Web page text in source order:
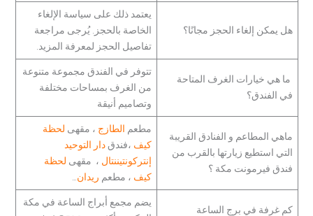
هل يمكن إلغاء الحجز مجانًا؟
يعتمد ذلك على سياسة الإلغاء
الخاصة بالحجز. يُرجى مراجعة
تفاصيل الحجز لمعرفة المزيد.
ما هي خيارات الغرف المتاحة
في الفندق؟
تتوفر في الفندق مجموعة متنوعة
من الغرف بمساحات مختلفة
وتصاميم أنيقة
ماهي المطاعم و الفنادق القريبة
التي استطيع زيارتها بالقرب من
فندق فيرمونت مكة ؟
مطعم الطازج ، مقهى لحظة
كيف ،فندق دار التوحيد
إنتركونتيننتال ، مقهى لحظة
كيف ، مطعم ريدان
كم غرفة في برج الساعة
يضم مجمع أبراج الساعة في مكة